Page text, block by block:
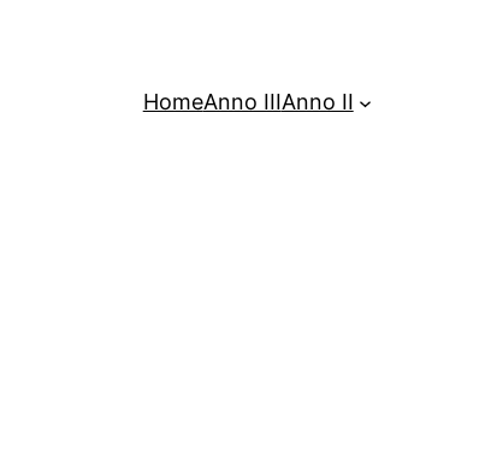
HomeAnno IIIAnno II